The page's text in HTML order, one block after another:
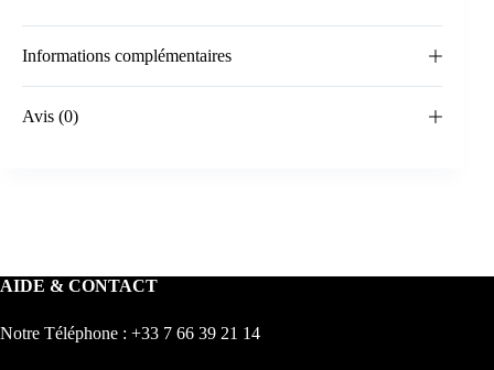
Informations complémentaires
Avis (0)
AIDE & CONTACT
Notre Téléphone : +33 7 66 39 21 14